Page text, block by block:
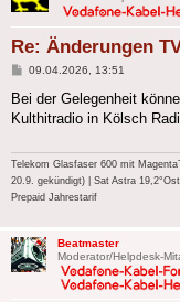
Re: Änderungen
Beitrag
09.04.2026, 13:51
Bei der Gelegenheit
Kulthitradio in Kölsch
Telekom Glasfaser 600 mit
20.9. gekündigt) | Sat Astra 19,2°Ost
Prepaid Jahrestarif
Beatmaster
Moderator/Helpdesk-